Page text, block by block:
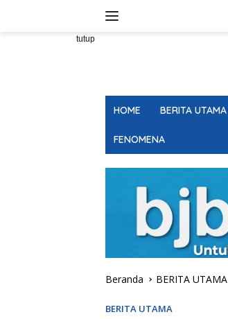
tutup
HOME BERITA UTAMA
FENOMENA
Beranda BERITA UTAMA
BERITA UTAMA